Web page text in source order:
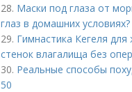
28. Маски под глаза от
глаз в домашних условиях?
29. Гимнастика Кегеля
стенок влагалища без
30. Реальные способы
50